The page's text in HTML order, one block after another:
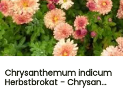
Chrysanthemum indicum
Herbstbrokat - Chrysan…